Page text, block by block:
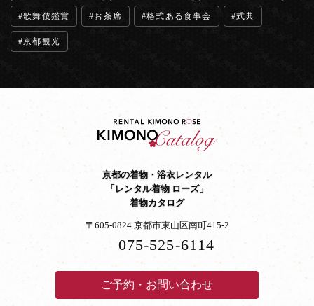
歌舞伎鑑賞 お茶席 格式ある食事会 式典
京都観光
京都の着物・浴衣レンタル
「レンタル着物 ローズ」
着物カタログ
〒605-0824 京都市東山区南町415-2
075-525-6114
ご予約・お問い合わせ